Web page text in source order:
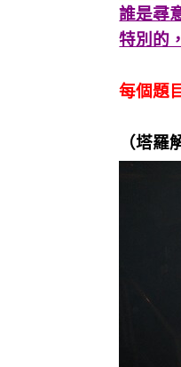
誰是尋
特別的
每個題
（塔羅